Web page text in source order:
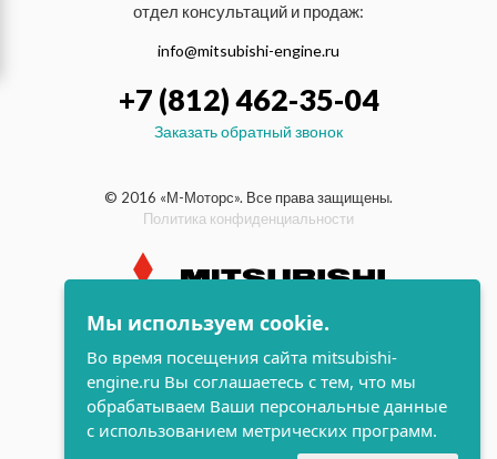
отдел консультаций и продаж:
info@mitsubishi-engine.ru
+7 (812) 462-35-04
Заказать обратный звонок
© 2016 «М-Моторс». Все права защищены.
Политика конфиденциальности
индустриальные и морские
дизельные двигатели Mitsubishi
разработка сайта
Мы используем cookie.
Во время посещения сайта mitsubishi-
engine.ru Вы соглашаетесь с тем, что мы
обрабатываем Ваши персональные данные
с использованием метрических программ.